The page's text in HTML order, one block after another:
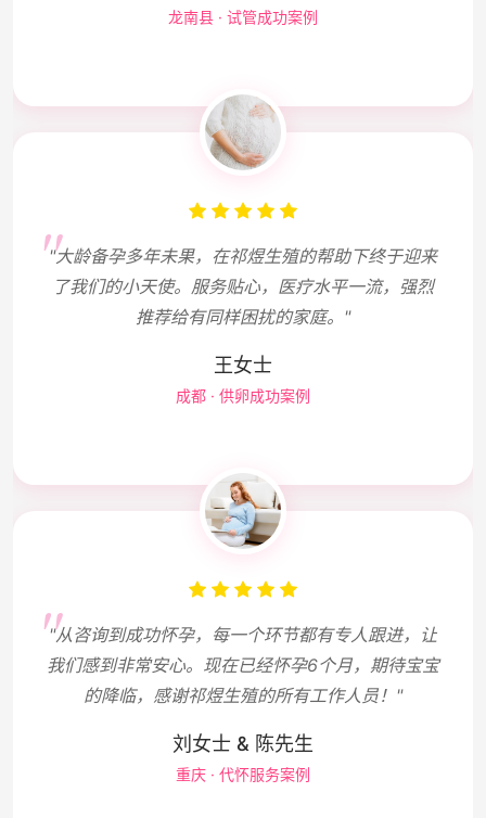
龙南县 · 试管成功案例
"大龄备孕多年未果，在祁煜生殖的帮助下终于迎来
了我们的小天使。服务贴心，医疗水平一流，强烈
推荐给有同样困扰的家庭。"
王女士
成都 · 供卵成功案例
"从咨询到成功怀孕，每一个环节都有专人跟进，让
我们感到非常安心。现在已经怀孕6个月，期待宝宝
的降临，感谢祁煜生殖的所有工作人员！"
刘女士 & 陈先生
重庆 · 代怀服务案例